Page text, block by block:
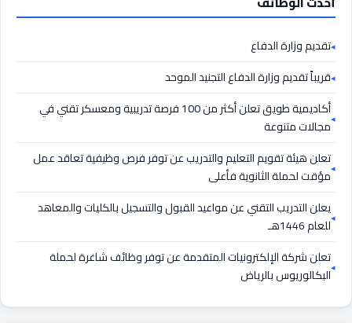
تقديم وزارة الدفاع
قريباً تقديم وزارة الدفاع التجنيد الموحد
أكاديمية طويق تعلن أكثر من 100 فرصة تدريبية ومعسكر تقني في
مجالات متنوعة
تعلن هيئة تقويم التعليم والتدريب عن توفر فرص وظيفية تعاقد عمل
مؤقت لحملة الثانوية فأعلى
يعلن التدريب التقني عن مواعيد القبول والتسجيل بالكليات والمعاهد
للعام 1446هـ
تعلن شركة الإلكترونيات المتقدمة عن توفر وظائف شاغرة لحملة
البكالوريوس بالرياض